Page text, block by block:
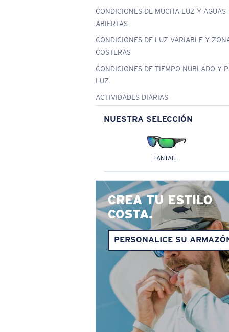
CONDICIONES DE MUCHA LUZ Y AGUAS
ABIERTAS
CONDICIONES DE LUZ VARIABLE Y
COSTERAS
CONDICIONES DE TIEMPO NUBLADO Y
LUZ
ACTIVIDADES DIARIAS
NUESTRA SELECCIÓN
FANTAIL
CREA TU ESTILO
COSTA.
PERSONALICE SU